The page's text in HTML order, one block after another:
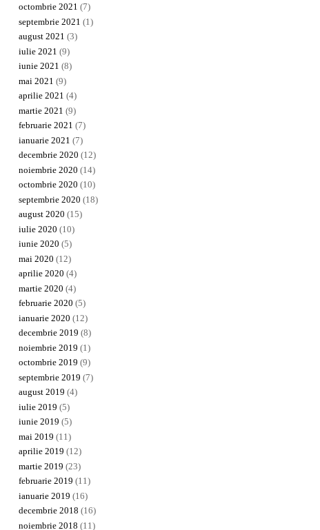
octombrie 2021 (7)
septembrie 2021 (1)
august 2021 (3)
iulie 2021 (9)
iunie 2021 (8)
mai 2021 (9)
aprilie 2021 (4)
martie 2021 (9)
februarie 2021 (7)
ianuarie 2021 (7)
decembrie 2020 (12)
noiembrie 2020 (14)
octombrie 2020 (10)
septembrie 2020 (18)
august 2020 (15)
iulie 2020 (10)
iunie 2020 (5)
mai 2020 (12)
aprilie 2020 (4)
martie 2020 (4)
februarie 2020 (5)
ianuarie 2020 (12)
decembrie 2019 (8)
noiembrie 2019 (1)
octombrie 2019 (9)
septembrie 2019 (7)
august 2019 (4)
iulie 2019 (5)
iunie 2019 (5)
mai 2019 (11)
aprilie 2019 (12)
martie 2019 (23)
februarie 2019 (11)
ianuarie 2019 (16)
decembrie 2018 (16)
noiembrie 2018 (11)